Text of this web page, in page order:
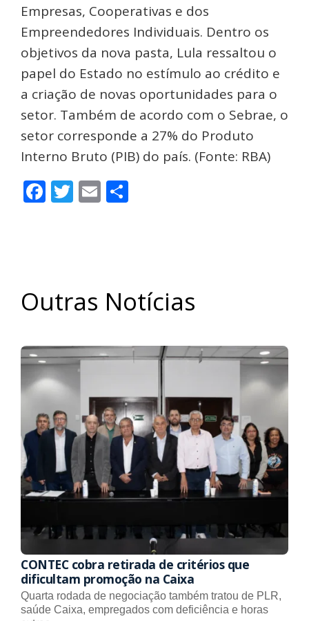
Empresas, Cooperativas e dos
Empreendedores Individuais. Dentro os
objetivos da nova pasta, Lula ressaltou o
papel do Estado no estímulo ao crédito e
a criação de novas oportunidades para o
setor. Também de acordo com o Sebrae, o
setor corresponde a 27% do Produto
Interno Bruto (PIB) do país. (Fonte: RBA)
Facebook
Twitter
Email
Outras Notícias
CONTEC cobra retirada de critérios que
dificultam promoção na Caixa
Quarta rodada de negociação também tratou de PLR,
saúde Caixa, empregados com deficiência e horas